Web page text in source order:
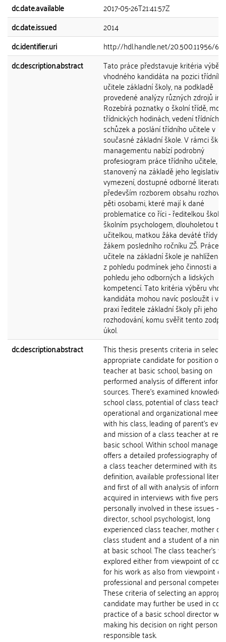
dc.date.available
2017-05-26T21:41:57Z
dc.date.issued
2014
dc.identifier.uri
http://hdl.handle.net/20.500.11956/
dc.description.abstract
Tato práce představuje kritéria výběru
vhodného kandidáta na pozici třídního
učitele základní školy, na podkladě
provedené analýzy různých zdrojů
Rozebírá poznatky o školní třídě,
třídnických hodinách, vedení třídních
schůzek a poslání třídního učitele v
současné základní škole. V rámci
managementu nabízí podrobný
profesiogram práce třídního učitele,
stanovený na základě jeho
vymezení, dostupné odborné
především rozborem obsahu
pěti osobami, které mají k dané
problematice co říci - ředitelkou školy,
školním psychologem, dlouholetou
učitelkou, matkou žáka deváté třídy a
žákem posledního ročníku ZŠ. Práce
učitele na základní škole je nahlížena
z pohledu podmínek jeho činnosti a
pohledu jeho odborných a lidských
kompetencí. Tato kritéria výběru
kandidáta mohou navíc posloužit i v
praxi ředitele základní školy při jeho
rozhodování, komu svěřit tento
úkol.
dc.description.abstract
This thesis presents criteria in
appropriate candidate for position of
teacher at basic school, basing on
performed analysis of different
sources. There's examined
school class, potential of class
operational and organizational
with his class, leading of parent's
and mission of a class teacher at
basic school. Within school
offers a detailed professiography of
a class teacher determined with its
definition, available professional
and first of all with analysis of
acquired in interviews with five
personally involved in these issues -
director, school psychologist, long
experienced class teacher, mother of
class student and a student of a
at basic school. The class teacher's
explored either from viewpoint of
for his work as also from viewpoint of
professional and personal
These criteria of selecting an
candidate may further be used in
practice of a basic school director
making his decision on right person
responsible task.